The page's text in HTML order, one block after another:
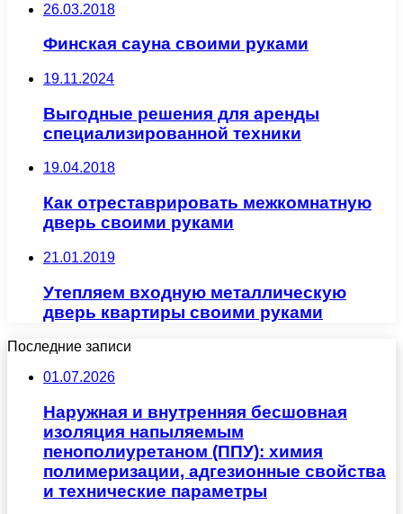
26.03.2018
Финская сауна своими руками
19.11.2024
Выгодные решения для аренды
специализированной техники
19.04.2018
Как отреставрировать межкомнатную
дверь своими руками
21.01.2019
Утепляем входную металлическую
дверь квартиры своими руками
Последние записи
01.07.2026
Наружная и внутренняя бесшовная
изоляция напыляемым
пенополиуретаном (ППУ): химия
полимеризации, адгезионные свойства
и технические параметры